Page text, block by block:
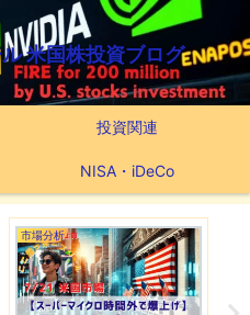
米国株投資ブログ
投資関連
NISA・iDeCo
市場分析